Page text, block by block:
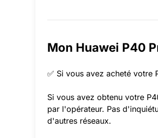
Mon Huawei P40
✅ Si vous avez acheté
Si vous avez obtenu votre
par l'opérateur. Pas
d'autres réseaux.